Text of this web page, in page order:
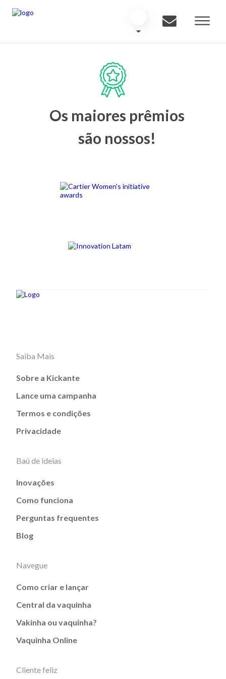
Os maiores prêmios
são nossos!
Saiba Mais
Sobre a Kickante
Lance uma campanha
Termos e condições
Privacidade
Baú de ideias
Inovações
Como funciona
Perguntas frequentes
Blog
Navegue
Como criar e lançar
Central da vaquinha
Vakinha ou vaquinha?
Vaquinha Online
Cliente feliz